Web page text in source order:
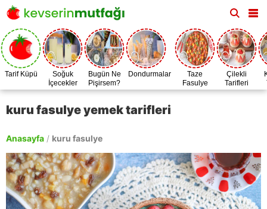
Tarif Küpü
Soğuk
İçecekler
Bugün Ne
Pişirsem?
Dondurmalar
Taze
Fasulye
Zamanı
Çilekli
Tarifleri
kuru fasulye yemek tarifleri
Anasayfa / kuru fasulye